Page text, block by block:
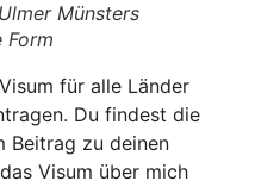
Münsters
Form
für alle Länder
Du findest die
Beitrag zu deinen
Visum über mich